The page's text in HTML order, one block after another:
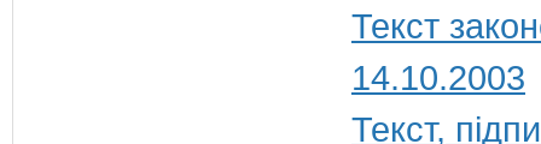
Текст
14.10.2003
Текст,